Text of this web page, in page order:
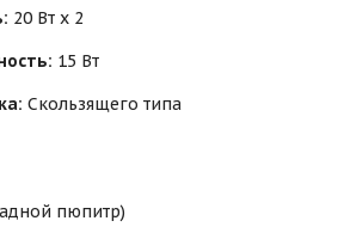
20 Вт х 2
15 Вт
Скользящего типа
пюпитр)